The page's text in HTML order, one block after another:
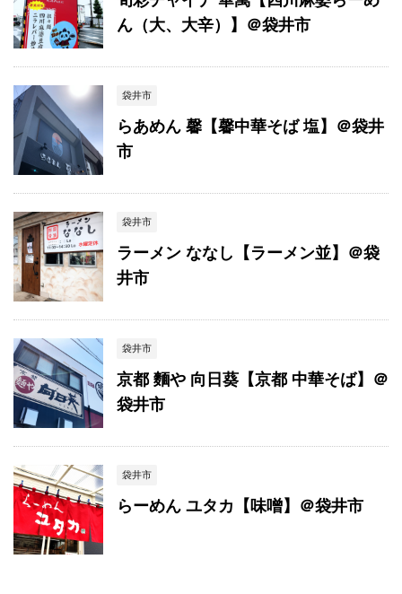
ん（大、大辛）】＠袋井市
袋井市
らあめん 馨【馨中華そば 塩】＠袋井
市
袋井市
ラーメン ななし【ラーメン並】＠袋
井市
袋井市
京都 麵や 向日葵【京都 中華そば】＠
袋井市
袋井市
らーめん ユタカ【味噌】＠袋井市